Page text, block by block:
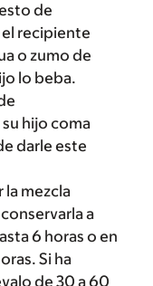
de
recipiente
o zumo de
lo beba.
hijo coma
darle este
la mezcla
a
6 horas o en
Si ha
de 30 a 60